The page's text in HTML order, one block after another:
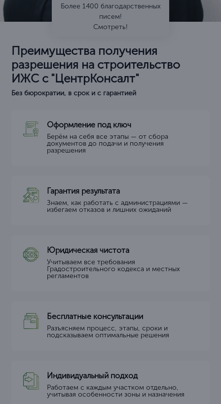
Более 1400 благодарственных
писем!
Смотреть!
Преимущества получения
разрешения на строительство
ИЖС с "ЦентрКонсалт"
Без бюрократии, в срок и с гарантией
Оформление под ключ
Берём на себя все этапы — от сбора
документов до подачи и получения
разрешения
Гарантия результата
Знаем, как работать с администрациями —
избегаем отказов и лишних ожиданий
Юридическая чистота
Учитываем все требования
Градостроительного кодекса и местных
регламентов
Бесплатные консультации
Разъясняем процесс, этапы, сроки и
подсказываем оптимальные решения
Индивидуальный подход
Работаем с каждым участком отдельно,
учитывая особенности зоны и назначения